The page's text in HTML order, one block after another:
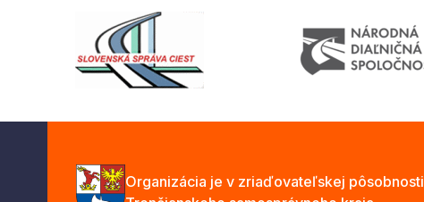
Organizácia je v zriaďovateľskej pôsobnosti